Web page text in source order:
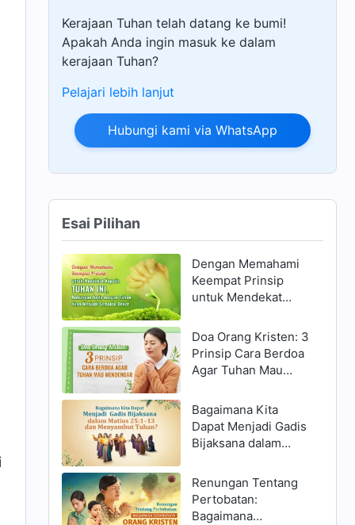
Kerajaan Tuhan telah datang ke bumi!
Apakah Anda ingin masuk ke dalam
kerajaan Tuhan?
Pelajari lebih lanjut
Hubungi kami via WhatsApp
Esai Pilihan
Dengan Memahami
Keempat Prinsip
untuk Mendekat
Hubungan Anda
dengan Tuhan akan
Menjadi Semakin
Dekat
Doa Orang Kristen: 3
Prinsip Cara Berdoa
Agar Tuhan Mau
Bagaimana Kita
Dapat Menjadi Gadis
Bijaksana dalam
Menyambut Tuhan?
Renungan Tentang
Pertobatan:
Bagaimana